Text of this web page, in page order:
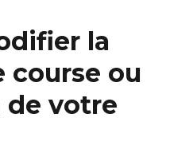
la
course ou
de votre